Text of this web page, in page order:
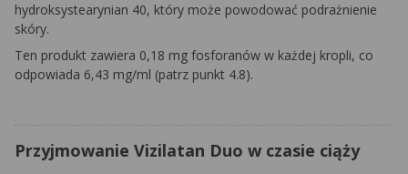
hydroksystearynian 40, który może powodować podrażnienie
skóry.
Ten produkt zawiera 0,18 mg fosforanów w każdej kropli, co
odpowiada 6,43 mg/ml (patrz punkt 4.8).
Przyjmowanie Vizilatan Duo w czasie ciąży